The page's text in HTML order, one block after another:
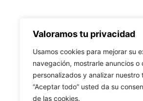
Valoramos tu privacidad
Usamos cookies para mejorar su
navegación, mostrarle anuncios o
personalizados y analizar
“Aceptar todo” usted da su
de las cookies.